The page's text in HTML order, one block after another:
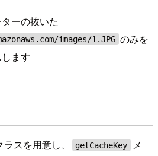
ーの抜いた
images/1.JPG のみを
ます
スを用意し、 getCacheKey
メ